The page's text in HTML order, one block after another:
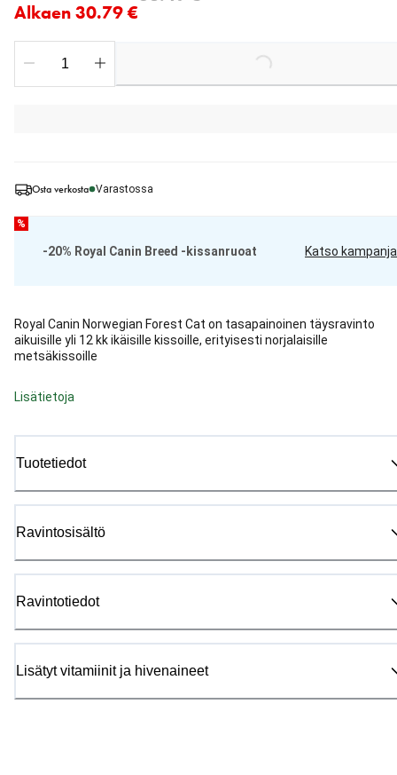
Osta verkosta Varastossa
%
-20% Royal Canin Breed -kissanruoat Katso kampanja
Royal Canin Norwegian Forest Cat on tasapainoinen täysravinto
aikuisille yli 12 kk ikäisille kissoille, erityisesti norjalaisille
metsäkissoille
Lisätietoja
Tuotetiedot
Ravintosisältö
Ravintotiedot
Lisätyt vitamiinit ja hivenaineet
Alkaen 30.79 €
Loading...